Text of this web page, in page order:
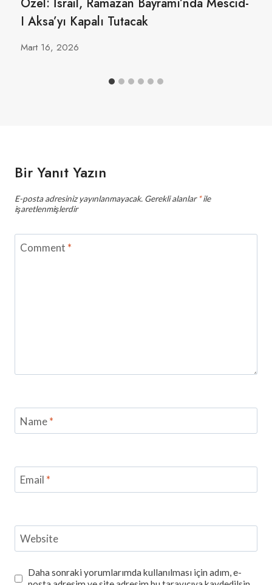
I Aksa’yı Kapalı Tutacak
Mart 16, 2026
Bir Yanıt Yazın
E-posta adresiniz yayınlanmayacak. Gerekli alanlar*ile
işaretlenmişlerdir
Comment *
Name*
Email *
Website
Daha sonraki yorumlarımda kullanılması için adım, e-